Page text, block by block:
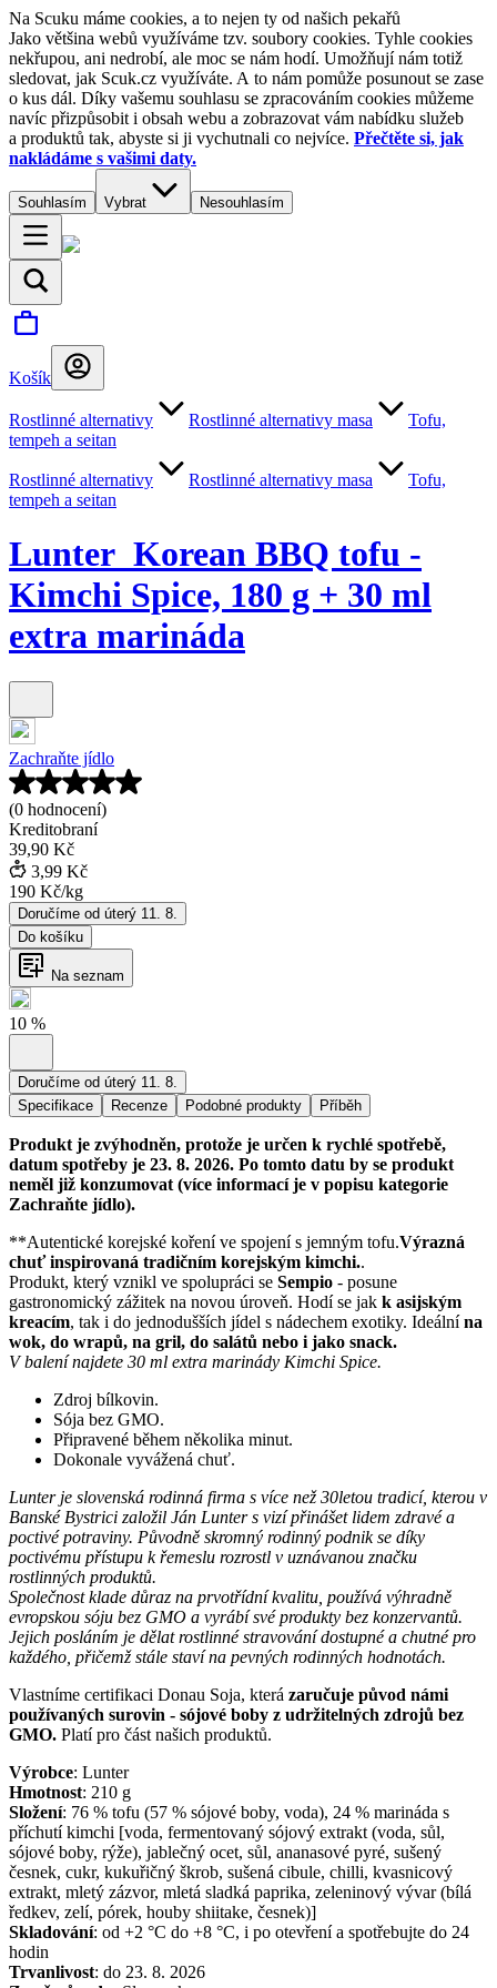
Na Scuku máme cookies, a to nejen ty od našich pekařů
Jako většina webů využíváme tzv. soubory cookies. Tyhle cookies
nekřupou, ani nedrobí, ale moc se nám hodí. Umožňují nám totiž
sledovat, jak Scuk.cz využíváte. A to nám pomůže posunout se zase
o kus dál. Díky vašemu souhlasu se zpracováním cookies můžeme
navíc přizpůsobit i obsah webu a zobrazovat vám nabídku služeb
a produktů tak, abyste si ji vychutnali co nejvíce. Přečtěte si, jak
nakládáme s vašimi daty.
Souhlasím Vybrat Nesouhlasím
Košík
Rostlinné alternativy Rostlinné alternativy masa
Tofu,
tempeh a seitan
Rostlinné alternativy Rostlinné alternativy masa
Tofu,
tempeh a seitan
Lunter_Korean BBQ tofu -
Kimchi Spice, 180 g + 30 ml
extra marináda
Zachraňte jídlo
(0 hodnocení)
Kreditobraní
39,90 Kč
3,99 Kč
190 Kč/kg
Doručíme od úterý 11. 8.
Do košíku
Na seznam
10 %
Doručíme od úterý 11. 8.
Specifikace
Recenze Podobné produkty Příběh
Produkt je zvýhodněn, protože je určen k rychlé spotřebě,
datum spotřeby je 23. 8. 2026. Po tomto datu by se produkt
neměl již konzumovat (více informací je v popisu kategorie
Zachraňte jídlo).
**Autentické korejské koření ve spojení s jemným tofu.Výrazná
chuť inspirovaná tradičním korejským kimchi..
Produkt, který vznikl ve spolupráci se Sempio - posune
gastronomický zážitek na novou úroveň. Hodí se jak k asijským
kreacím, tak i do jednodušších jídel s nádechem exotiky. Ideálnína
wok, do wrapů, na gril, do salátů nebo i jako snack.
V balení najdete 30 ml extra marinády Kimchi Spice.
Zdroj bílkovin.
Sója bez GMO.
Připravené během několika minut.
Dokonale vyvážená chuť.
Lunter je slovenská rodinná firma s více než 30letou tradicí, kterou v
Banské Bystrici založil Ján Lunter s vizí přinášet lidem zdravé a
poctivé potraviny. Původně skromný rodinný podnik se díky
poctivému přístupu k řemeslu rozrostl v uznávanou značku
rostlinných produktů.
Společnost klade důraz na prvotřídní kvalitu, používá výhradně
evropskou sóju bez GMO a vyrábí své produkty bez konzervantů.
Jejich posláním je dělat rostlinné stravování dostupné a chutné pro
každého, přičemž stále staví na pevných rodinných hodnotách.
Vlastníme certifikaci Donau Soja, která zaručuje původ námi
používaných surovin - sójové boby z udržitelných zdrojů bez
GMO. Platí pro část našich produktů.
Výrobce: Lunter
Hmotnost: 210 g
Složení: 76 % tofu (57 % sójové boby, voda), 24 % marináda s
příchutí kimchi [voda, fermentovaný sójový extrakt (voda, sůl,
sójové boby, rýže), jablečný ocet, sůl, ananasové pyré, sušený
česnek, cukr, kukuřičný škrob, sušená cibule, chilli, kvasnicový
extrakt, mletý zázvor, mletá sladká paprika, zeleninový vývar (bílá
ředkev, zelí, pórek, houby shiitake, česnek)]
Skladování: od +2 °C do +8 °C, i po otevření a spotřebujte do 24
hodin
Trvanlivost: do 23. 8. 2026